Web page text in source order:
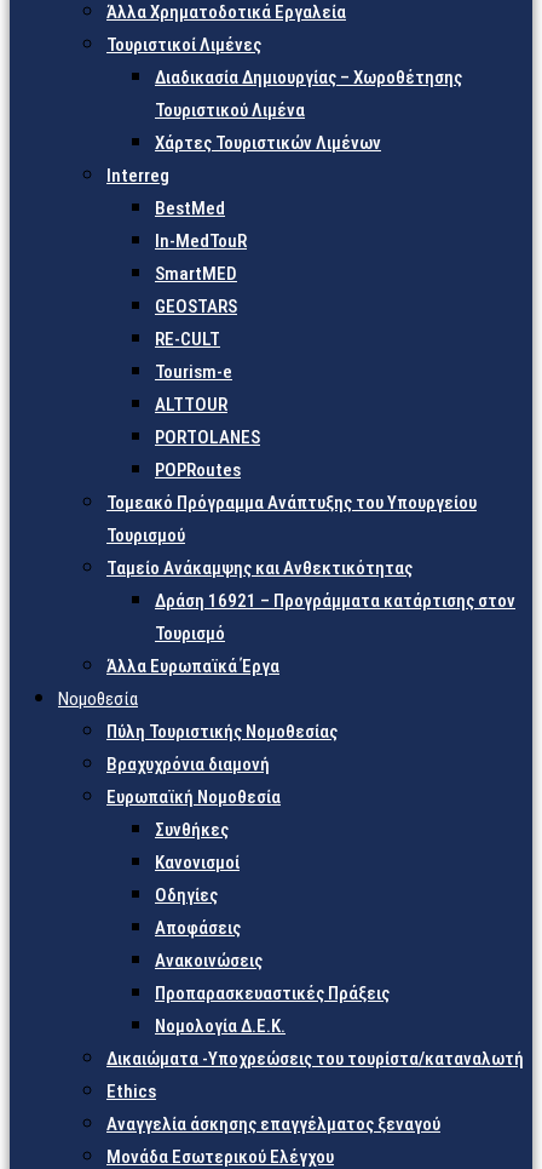
Άλλα Χρηματοδοτικά Εργαλεία
Τουριστικοί Λιμένες
Διαδικασία Δημιουργίας – Χωροθέτησης
Τουριστικού Λιμένα
Χάρτες Τουριστικών Λιμένων
Interreg
BestMed
In-MedTouR
SmartMED
GEOSTARS
RE-CULT
Tourism-e
ALTTOUR
PORTOLANES
POPRoutes
Τομεακό Πρόγραμμα Ανάπτυξης του Υπουργείου
Τουρισμού
Ταμείο Ανάκαμψης και Ανθεκτικότητας
Δράση 16921 – Προγράμματα κατάρτισης στον
Τουρισμό
Άλλα Ευρωπαϊκά Έργα
Νομοθεσία
Πύλη Τουριστικής Νομοθεσίας
Βραχυχρόνια διαμονή
Ευρωπαϊκή Νομοθεσία
Συνθήκες
Κανονισμοί
Οδηγίες
Αποφάσεις
Ανακοινώσεις
Προπαρασκευαστικές Πράξεις
Νομολογία Δ.Ε.Κ.
Δικαιώματα -Υποχρεώσεις του τουρίστα/καταναλωτή
Ethics
Αναγγελία άσκησης επαγγέλματος ξεναγού
Μονάδα Εσωτερικού Ελέγχου